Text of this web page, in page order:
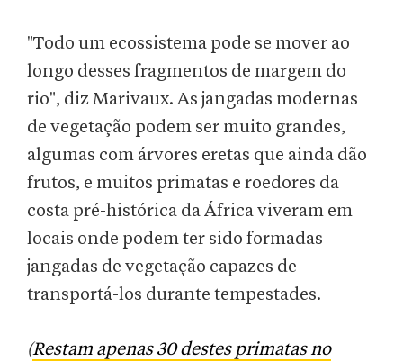
"Todo um ecossistema pode se mover ao
longo desses fragmentos de margem do
rio", diz Marivaux. As jangadas modernas
de vegetação podem ser muito grandes,
algumas com árvores eretas que ainda dão
frutos, e muitos primatas e roedores da
costa pré-histórica da África viveram em
locais onde podem ter sido formadas
jangadas de vegetação capazes de
transportá-los durante tempestades.
(Restam apenas 30 destes primatas no